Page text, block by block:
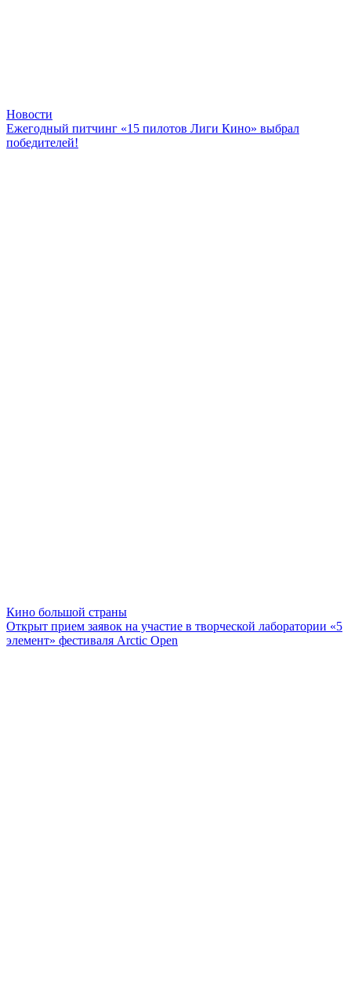
Новости
Ежегодный питчинг «15 пилотов Лиги Кино» выбрал
победителей!
Кино большой страны
Открыт прием заявок на участие в творческой лаборатории «5
элемент» фестиваля Arctic Open